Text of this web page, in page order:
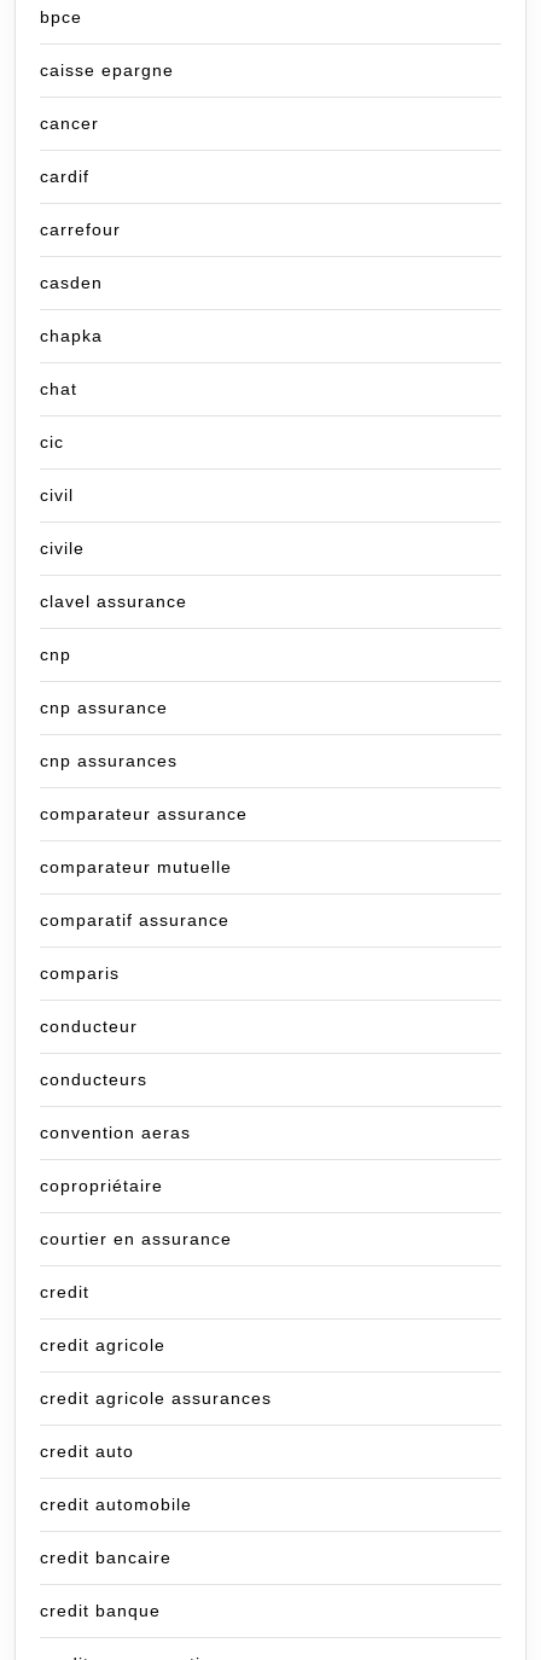
bpce
caisse epargne
cancer
cardif
carrefour
casden
chapka
chat
cic
civil
civile
clavel assurance
cnp
cnp assurance
cnp assurances
comparateur assurance
comparateur mutuelle
comparatif assurance
comparis
conducteur
conducteurs
convention aeras
copropriétaire
courtier en assurance
credit
credit agricole
credit agricole assurances
credit auto
credit automobile
credit bancaire
credit banque